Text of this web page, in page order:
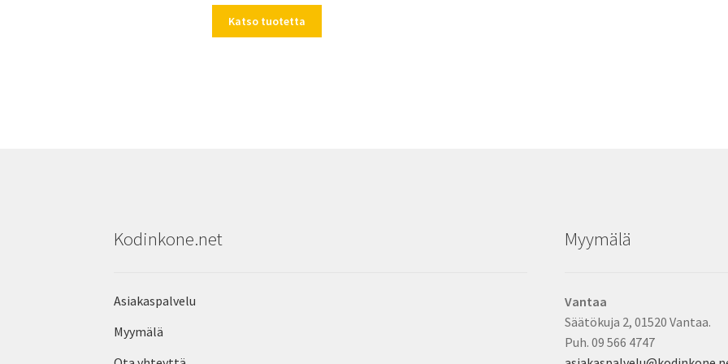
Katso tuotetta
Kodinkone.net
Asiakaspalvelu
Myymälä
Myymälä
Vantaa
Säätökuja 2, 01520 Vantaa.
Puh. 09 566 4747